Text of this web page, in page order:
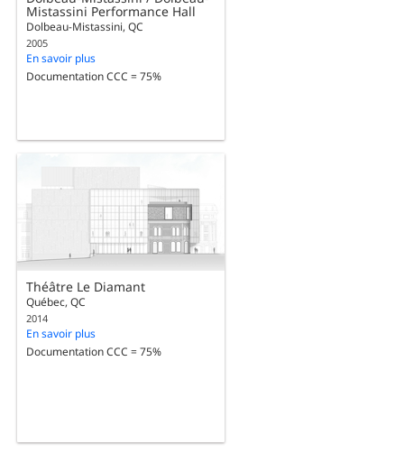
Mistassini Performance Hall
Dolbeau-Mistassini, QC
2005
En savoir plus
Documentation CCC = 75%
Théâtre Le Diamant
Québec, QC
2014
En savoir plus
Documentation CCC = 75%